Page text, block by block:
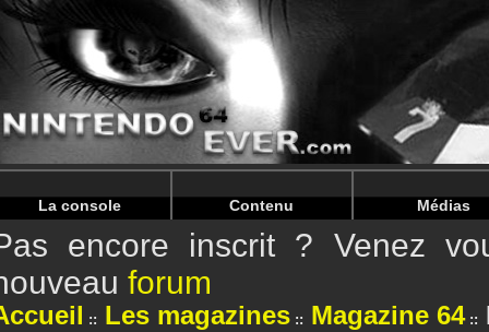
Warning: Undefined array key "HTTP_REFERER" in /
Warning: Undefined array key "HTTP_REFERER" in /
La console Contenu Médias
encore inscrit ? Venez
forum
Les magazines Magazine 64